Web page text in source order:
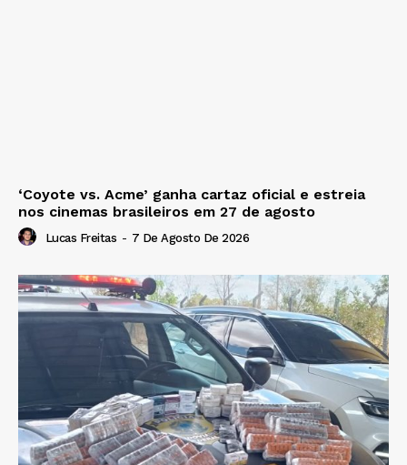
‘Coyote vs. Acme’ ganha cartaz oficial e estreia
nos cinemas brasileiros em 27 de agosto
Lucas Freitas - 7 De Agosto De 2026